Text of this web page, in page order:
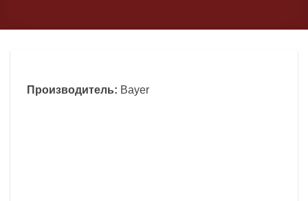
Производитель: Bayer